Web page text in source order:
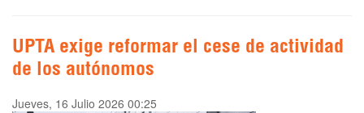
UPTA exige reformar el cese de actividad
de los autónomos
Jueves, 16 Julio 2026 00:25